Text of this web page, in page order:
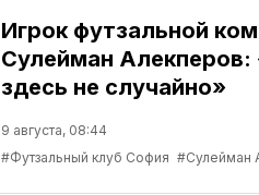
Игрок футзальной
Сулейман Алекперов:
здесь не случайно»
9 августа, 08:44
#Футзальный клуб София #Сулейман